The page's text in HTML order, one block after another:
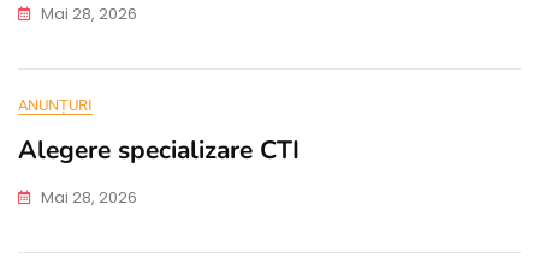
Mai 28, 2026
ANUNȚURI
Alegere specializare CTI
Mai 28, 2026